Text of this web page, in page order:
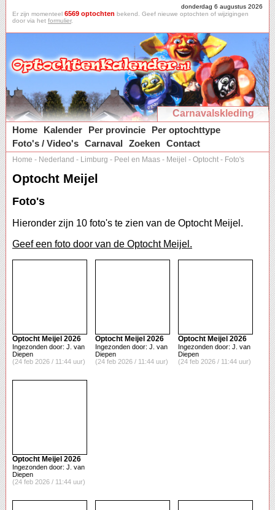
donderdag 6 augustus 2026
Er zijn momenteel 6569 optochten bekend. Geef nieuwe optochten of wijzigingen
door via het formulier.
Carnavalskleding
Home
Kalender Per provincie
Per optochttype
Foto's / Video's Carnaval Zoeken Contact
Home - Nederland - Limburg - Peel en Maas - Meijel - Optocht - Foto's
Optocht Meijel
Foto's
Hieronder zijn 10 foto's te zien van de Optocht Meijel.
Geef een foto door van de Optocht Meijel.
Optocht Meijel 2026
Ingezonden door: J. van
Diepen
(24 feb 2026 / 11:44 uur)
Optocht Meijel 2026
Ingezonden door: J. van
Diepen
(24 feb 2026 / 11:44 uur)
Optocht Meijel 2026
Ingezonden door: J. van
Diepen
(24 feb 2026 / 11:44 uur)
Optocht Meijel 2026
Ingezonden door: J. van
Diepen
(24 feb 2026 / 11:44 uur)